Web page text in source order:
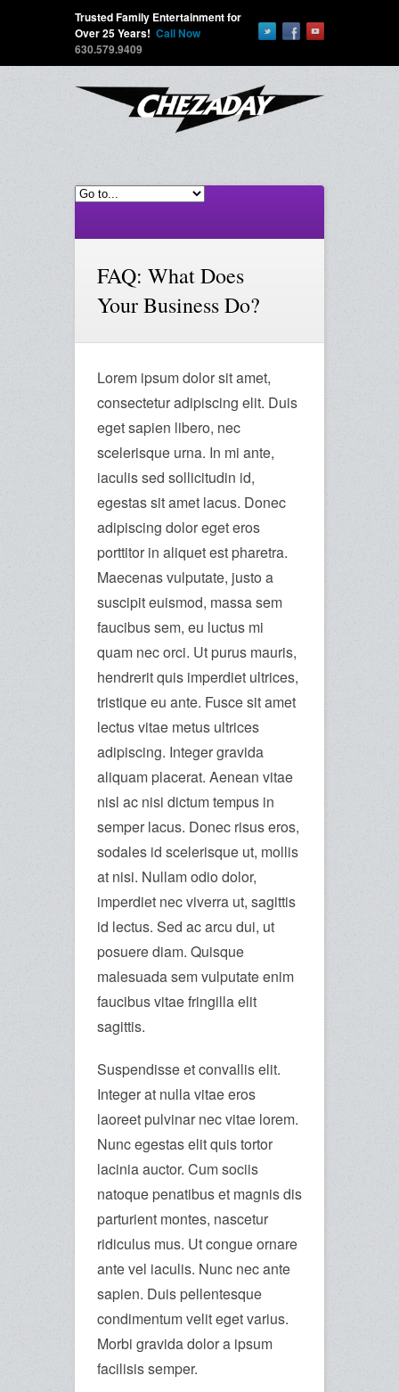
Trusted Family Entertainment for
Over 25 Years! Call Now
630.579.9409
FAQ: What Does
Your Business Do?
Lorem ipsum dolor sit amet,
consectetur adipiscing elit. Duis
eget sapien libero, nec
scelerisque urna. In mi ante,
iaculis sed sollicitudin id,
egestas sit amet lacus. Donec
adipiscing dolor eget eros
porttitor in aliquet est pharetra.
Maecenas vulputate, justo a
suscipit euismod, massa sem
faucibus sem, eu luctus mi
quam nec orci. Ut purus mauris,
hendrerit quis imperdiet ultrices,
tristique eu ante. Fusce sit amet
lectus vitae metus ultrices
adipiscing. Integer gravida
aliquam placerat. Aenean vitae
nisl ac nisi dictum tempus in
semper lacus. Donec risus eros,
sodales id scelerisque ut, mollis
at nisi. Nullam odio dolor,
imperdiet nec viverra ut, sagittis
id lectus. Sed ac arcu dui, ut
posuere diam. Quisque
malesuada sem vulputate enim
faucibus vitae fringilla elit
sagittis.
Suspendisse et convallis elit.
Integer at nulla vitae eros
laoreet pulvinar nec vitae lorem.
Nunc egestas elit quis tortor
lacinia auctor. Cum sociis
natoque penatibus et magnis dis
parturient montes, nascetur
ridiculus mus. Ut congue ornare
ante vel iaculis. Nunc nec ante
sapien. Duis pellentesque
condimentum velit eget varius.
Morbi gravida dolor a ipsum
facilisis semper.